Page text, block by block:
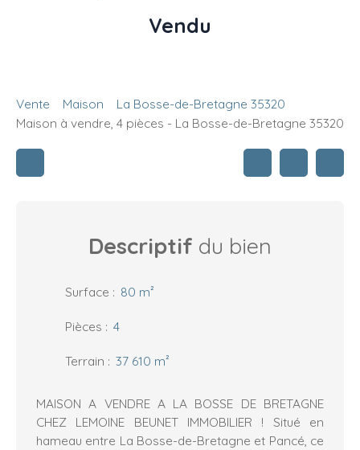
Vendu
Vente Maison
La Bosse-de-Bretagne 35320
Maison à vendre, 4 pièces - La Bosse-de-Bretagne 35320
Descriptif du bien
Surface : 80 m²
Pièces : 4
Terrain : 37 610 m²
MAISON A VENDRE A LA BOSSE DE BRETAGNE
CHEZ LEMOINE BEUNET IMMOBILIER ! Situé en
hameau entre La Bosse-de-Bretagne et Pancé, ce